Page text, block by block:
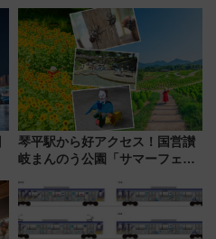
別企画
琴平駅から好アクセス！国営讃
岐まんのう公園「サマーフェス
ブトムシに楽しいがいっぱい